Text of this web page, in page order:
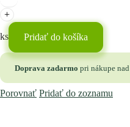
pre
akumulátorové
nožnice
na
trávu
ks Pridať do košíka
Doprava zadarmo pri nákupe nad
Porovnať Pridať do zoznamu